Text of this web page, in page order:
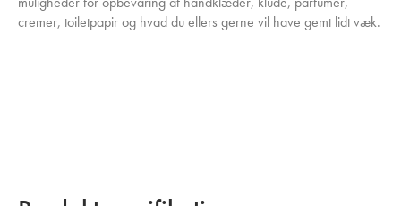
cremer, toiletpapir og hvad du ellers gerne vil have gemt lidt væk.